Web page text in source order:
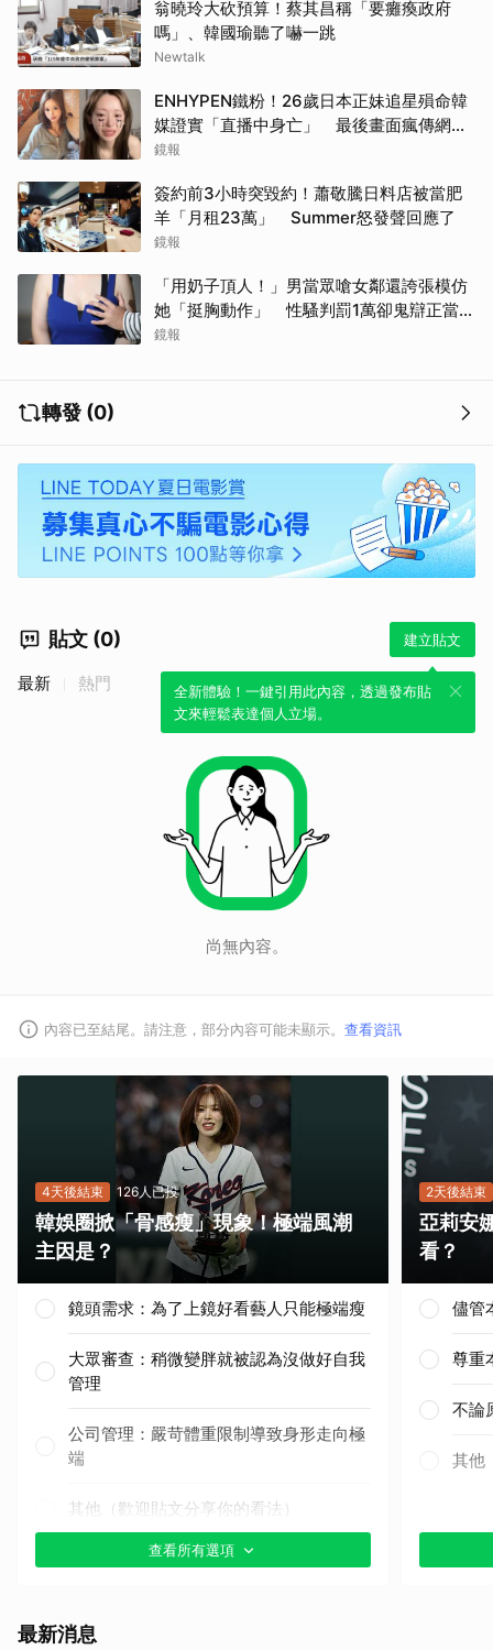
翁曉玲大砍預算！蔡其昌稱「要癱瘓政府
嗎」、韓國瑜聽了嚇一跳
Newtalk
ENHYPEN鐵粉！26歲日本正妹追星殞命韓
媒證實「直播中身亡」 最後畫面瘋傳網痛
心：網暴害死人
鏡報
簽約前3小時突毀約！蕭敬騰日料店被當肥
羊「月租23萬」 Summer怒發聲回應了
鏡報
「用奶子頂人！」男當眾嗆女鄰還誇張模仿
她「挺胸動作」 性騷判罰1萬卻鬼辯正當防
衛
鏡報
轉發 (0)
貼文 (0) 建立貼文
全新體驗！一鍵引用此內容，透過發布貼
文來輕鬆表達個人立場。
最新 熱門
尚無內容。
內容已至結尾。請注意，部分內容可能未顯示。 查看資訊
4天後結束 126人已投
韓娛圈掀「骨感瘦」現象！極端風潮
主因是？
鏡頭需求：為了上鏡好看藝人只能極端瘦
大眾審查：稍微變胖就被認為沒做好自我
管理
公司管理：嚴苛體重限制導致身形走向極
端
其他（歡迎貼文分享你的看法）
查看所有選項
2天後結束
亞莉安
看？
儘管
尊重
不論
其他
最新消息